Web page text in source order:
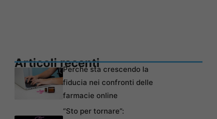
Articoli recentiPerché sta crescendo la
fiducia nei confronti delle
farmacie online
“Sto per tornare”: